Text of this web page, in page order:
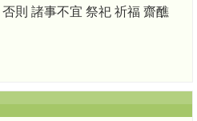
則 諸事不宜 祭祀 祈福 齋醮